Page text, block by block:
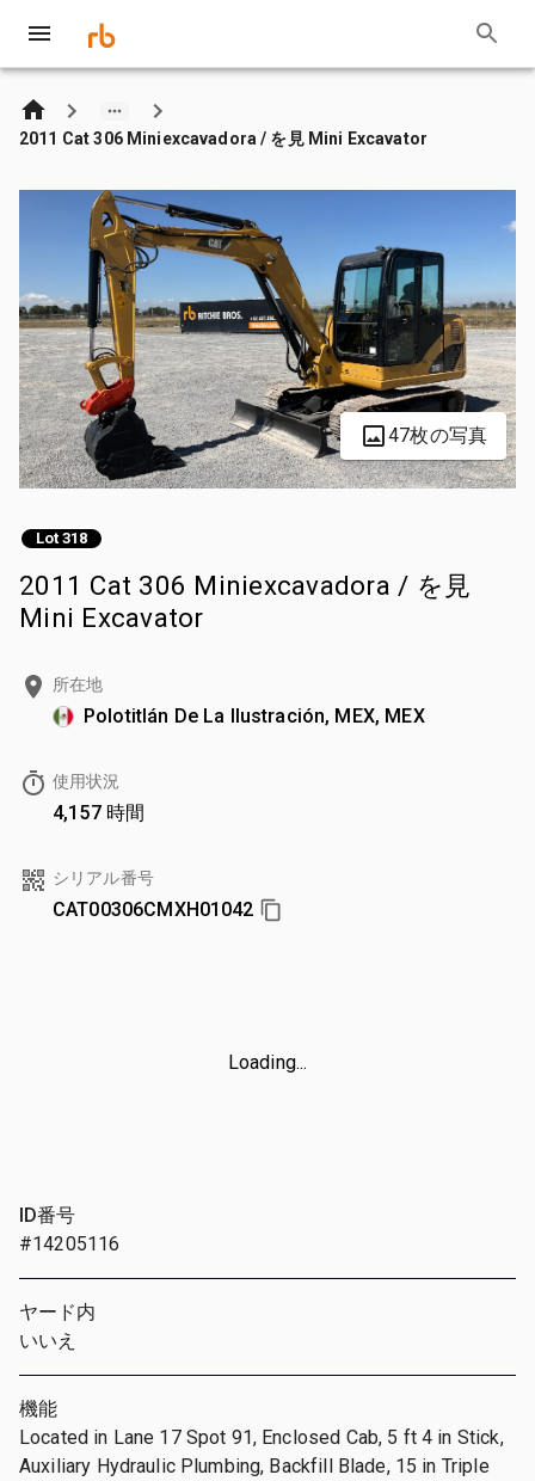
2011 Cat 306 Miniexcavadora / を見 Mini Excavator
47枚の写真
Lot 318
2011 Cat 306 Miniexcavadora / を見
Mini Excavator
所在地
Polotitlán De La Ilustración, MEX, MEX
使用状況
4,157 時間
シリアル番号
CAT00306CMXH01042
Loading...
ID番号
#14205116
ヤード内
いいえ
機能
Located in Lane 17 Spot 91, Enclosed Cab, 5 ft 4 in Stick,
Auxiliary Hydraulic Plumbing, Backfill Blade, 15 in Triple